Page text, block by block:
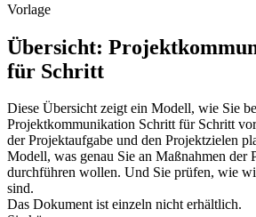
Vorlage
Übersicht:
für Schritt
Diese Übersicht zeigt ein Modell, wie Sie
Projektkommunikation Schritt für Schritt
der Projektaufgabe und den Projektzielen
Modell, was genau Sie an Maßnahmen der
durchführen wollen. Und Sie prüfen, wie
sind.
Das Dokument ist einzeln nicht erhältlich.